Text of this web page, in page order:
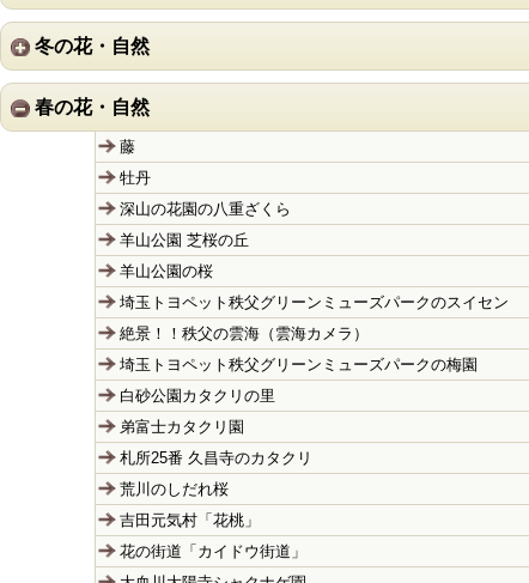
冬の花・自然
春の花・自然
藤
牡丹
深山の花園の八重ざくら
羊山公園 芝桜の丘
羊山公園の桜
埼玉トヨペット秩父グリーンミューズパークのスイセン
絶景！！秩父の雲海（雲海カメラ）
埼玉トヨペット秩父グリーンミューズパークの梅園
白砂公園カタクリの里
弟富士カタクリ園
札所25番 久昌寺のカタクリ
荒川のしだれ桜
吉田元気村「花桃」
花の街道「カイドウ街道」